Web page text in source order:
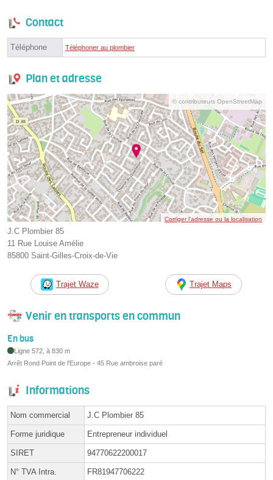
Contact
Téléphone Téléphoner au plombier
Plan et adresse
© contributeurs OpenStreetMap
Corriger l’adresse ou la localisation
J.C Plombier 85
11 Rue Louise Amélie
85800 Saint-Gilles-Croix-de-Vie
Trajet Waze Trajet Maps
Venir en transports en commun
En bus
Ligne 572, à 830 m
Arrêt Rond Point de l'Europe - 45 Rue ambroise paré
Informations
Nom commercial J.C Plombier 85
Forme juridique Entrepreneur individuel
SIRET 94770622200017
N° TVA Intra. FR81947706222